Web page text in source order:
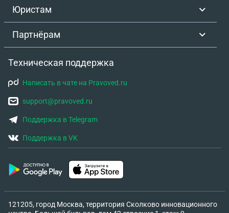
Юристам
Партнёрам
Техническая поддержка
Написать в чате на Pravoved.ru
support@pravoved.ru
Поддержка в Telegram
Поддержка в VK
121205, город Москва, территория Сколково инновационного